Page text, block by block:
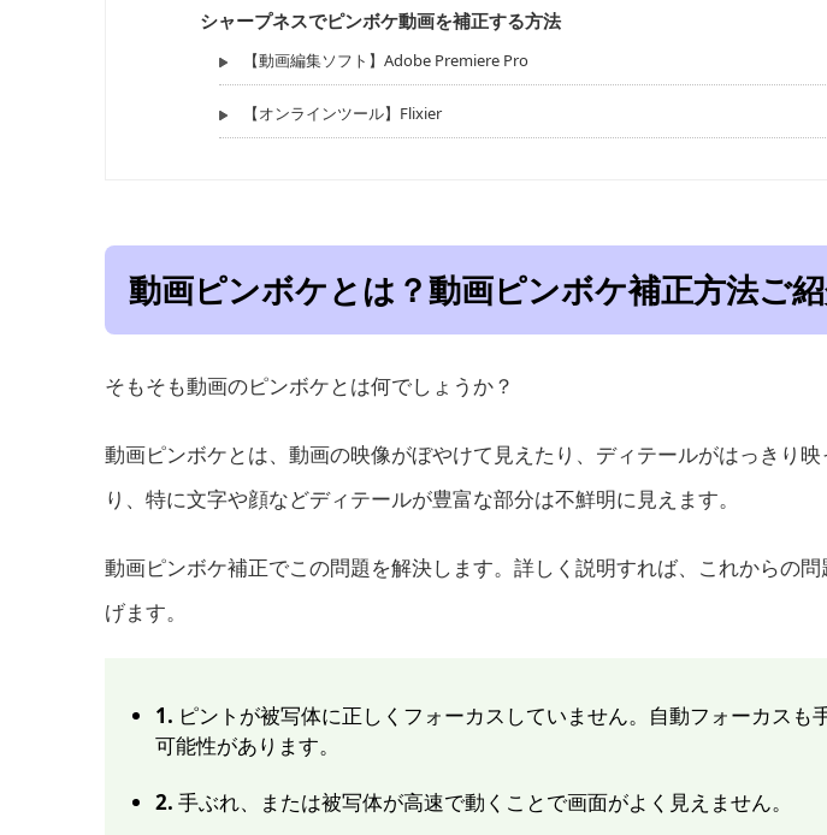
シャープネスでピンボケ動画を補正する方法
【動画編集ソフト】Adobe Premiere Pro
【オンラインツール】Flixier
動画ピンボケとは？動画ピンボケ補正方法ご
そもそも動画のピンボケとは何でしょうか？
動画ピンボケとは、動画の映像がぼやけて見えたり、ディテールがはっきり
り、特に文字や顔などディテールが豊富な部分は不鮮明に見えます。
動画ピンボケ補正でこの問題を解決します。詳しく説明すれば、これからの
げます。
1. ピントが被写体に正しくフォーカスしていません。自動フォーカスも
可能性があります。
2. 手ぶれ、または被写体が高速で動くことで画面がよく見えません。